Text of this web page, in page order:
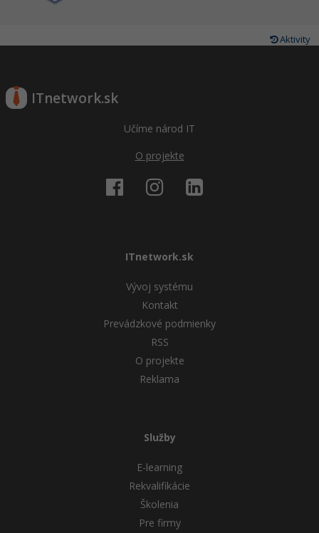
Aktivity
ITnetwork.sk
Učíme národ IT
O projekte
ITnetwork.sk
Vývoj systému
Kontakt
Prevádzkové podmienky
RSS
O projekte
Reklama
Služby
E-learning
Rekvalifikácie
Školenia
Pre firmy